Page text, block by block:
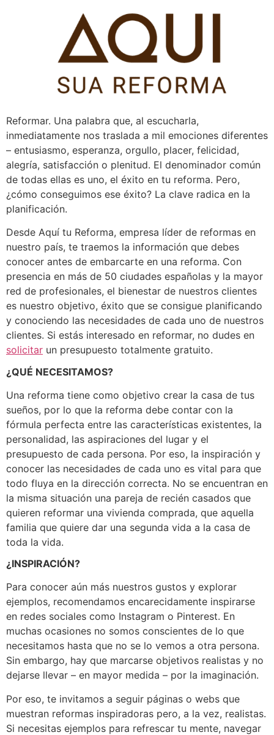
Reformar. Una palabra que, al escucharla,
inmediatamente nos traslada a mil emociones diferentes
– entusiasmo, esperanza, orgullo, placer, felicidad,
alegría, satisfacción o plenitud. El denominador común
de todas ellas es uno, el éxito en tu reforma. Pero,
¿cómo conseguimos ese éxito? La clave radica en la
planificación.
Desde Aquí tu Reforma, empresa líder de reformas en
nuestro país, te traemos la información que debes
conocer antes de embarcarte en una reforma. Con
presencia en más de 50 ciudades españolas y la mayor
red de profesionales, el bienestar de nuestros clientes
es nuestro objetivo, éxito que se consigue planificando
y conociendo las necesidades de cada uno de nuestros
clientes. Si estás interesado en reformar, no dudes en
solicitar un presupuesto totalmente gratuito.
¿QUÉ NECESITAMOS?
Una reforma tiene como objetivo crear la casa de tus
sueños, por lo que la reforma debe contar con la
fórmula perfecta entre las características existentes, la
personalidad, las aspiraciones del lugar y el
presupuesto de cada persona. Por eso, la inspiración y
conocer las necesidades de cada uno es vital para que
todo fluya en la dirección correcta. No se encuentran en
la misma situación una pareja de recién casados que
quieren reformar una vivienda comprada, que aquella
familia que quiere dar una segunda vida a la casa de
toda la vida.
¿INSPIRACIÓN?
Para conocer aún más nuestros gustos y explorar
ejemplos, recomendamos encarecidamente inspirarse
en redes sociales como Instagram o Pinterest. En
muchas ocasiones no somos conscientes de lo que
necesitamos hasta que no se lo vemos a otra persona.
Sin embargo, hay que marcarse objetivos realistas y no
dejarse llevar – en mayor medida – por la imaginación.
Por eso, te invitamos a seguir páginas o webs que
muestran reformas inspiradoras pero, a la vez, realistas.
Si necesitas ejemplos para refrescar tu mente, navegar